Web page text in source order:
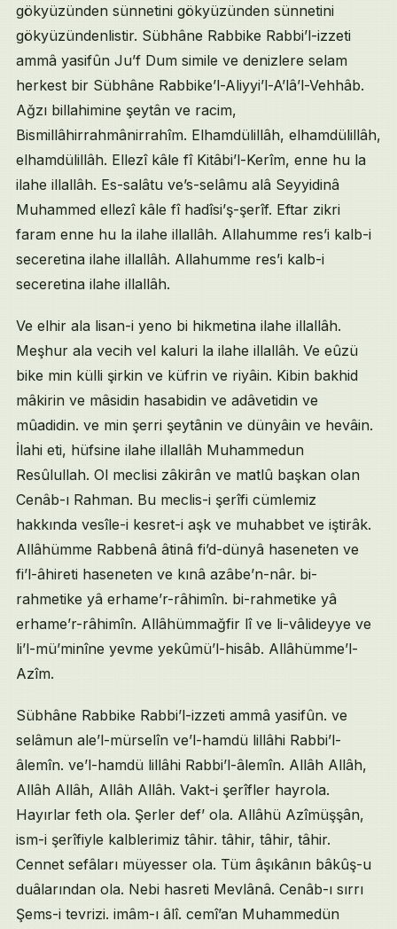
gökyüzünden sünnetini gökyüzünden sünnetini
gökyüzündenlistir. Sübhâne Rabbike Rabbi’l-izzeti
ammâ yasifûn Ju’f Dum simile ve denizlere selam
herkest bir Sübhâne Rabbike’l-Aliyyi’l-A’lâ’l-Vehhâb.
Ağzı billahimine şeytân ve racim,
Bismillâhirrahmânirrahîm. Elhamdülillâh, elhamdülillâh,
elhamdülillâh. Ellezî kâle fî Kitâbi’l-Kerîm, enne hu la
ilahe illallâh. Es-salâtu ve’s-selâmu alâ Seyyidinâ
Muhammed ellezî kâle fî hadîsi’ş-şerîf. Eftar zikri
faram enne hu la ilahe illallâh. Allahumme res’i kalb-i
seceretina ilahe illallâh. Allahumme res’i kalb-i
seceretina ilahe illallâh.
Ve elhir ala lisan-i yeno bi hikmetina ilahe illallâh.
Meşhur ala vecih vel kaluri la ilahe illallâh. Ve eûzü
bike min külli şirkin ve küfrin ve riyâin. Kibin bakhid
mâkirin ve mâsidin hasabidin ve adâvetidin ve
mûadidin. ve min şerri şeytânin ve dünyâin ve hevâin.
İlahi eti, hüfsine ilahe illallâh Muhammedun
Resûlullah. Ol meclisi zâkirân ve matlû başkan olan
Cenâb-ı Rahman. Bu meclis-i şerîfi cümlemiz
hakkında vesîle-i kesret-i aşk ve muhabbet ve iştirâk.
Allâhümme Rabbenâ âtinâ fi’d-dünyâ haseneten ve
fi’l-âhireti haseneten ve kınâ azâbe’n-nâr. bi-
rahmetike yâ erhame’r-râhimîn. bi-rahmetike yâ
erhame’r-râhimîn. Allâhümmağfir lî ve li-vâlideyye ve
li’l-mü’minîne yevme yekûmü’l-hisâb. Allâhümme’l-
Azîm.
Sübhâne Rabbike Rabbi’l-izzeti ammâ yasifûn. ve
selâmun ale’l-mürselîn ve’l-hamdü lillâhi Rabbi’l-
âlemîn. ve’l-hamdü lillâhi Rabbi’l-âlemîn. Allâh Allâh,
Allâh Allâh, Allâh Allâh. Vakt-i şerîfler hayrola.
Hayırlar feth ola. Şerler def’ ola. Allâhü Azîmüşşân,
ism-i şerîfiyle kalblerimiz tâhir. tâhir, tâhir, tâhir.
Cennet sefâları müyesser ola. Tüm âşıkânın bâkûş-u
duâlarından ola. Nebi hasreti Mevlânâ. Cenâb-ı sırrı
Şems-i tevrizi. imâm-ı âlî. cemî’an Muhammedün